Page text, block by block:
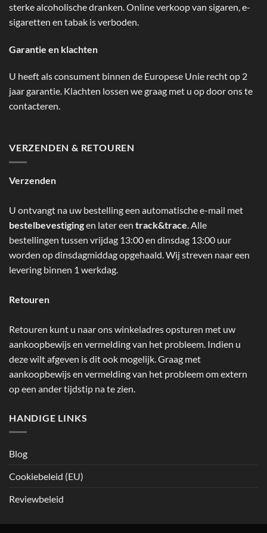
sterke alcoholische dranken. Online verkoop van sigaren, e-
sigaretten en tabak is verboden.
Garantie en klachten
U heeft als consument binnen de Europese Unie recht op 2
jaar garantie. Klachten lossen we graag met u op door ons te
contacteren.
VERZENDEN & RETOUREN
Verzenden
U ontvangt na uw bestelling een automatische e-mail met
bestelbevestigingen later een track&trace . Alle
bestellingen tussen vrijdag 13:00 en dinsdag 13:00 uur
worden op dinsdagmiddag opgehaald. Wij streven naar een
levering binnen 1 werkdag.
Retouren
Retouren kunt u naar ons winkeladres opsturen met uw
aankoopbewijs en vermelding van het probleem. Indien u
deze wilt afgeven is dit ook mogelijk. Graag met
aankoopbewijs en vermelding van het probleem om extern
op een ander tijdstip na te zien.
HANDIGE LINKS
Blog
Cookiebeleid (EU)
Reviewbeleid